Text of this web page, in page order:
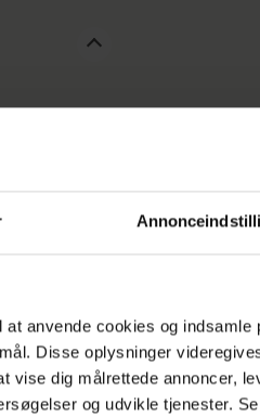
anvende cookies og indsamle
Disse oplysninger
vise dig målrettede annoncer,
og udvikle tjenester.
med nye og gamle
hvis problemet er din
etnolog Dorte
rolle, og psykolog Sia
mands børn